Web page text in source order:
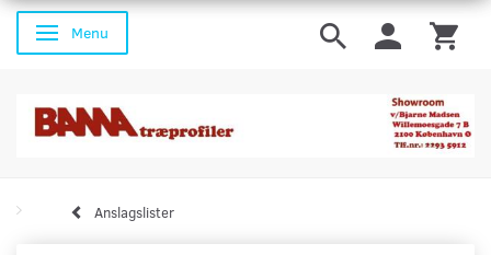
Skifte navigation
Menu
Anslagslister